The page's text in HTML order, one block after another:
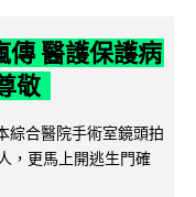
傳 醫護保護病
敬
綜合醫院手術室鏡頭拍
，更馬上開逃生門確